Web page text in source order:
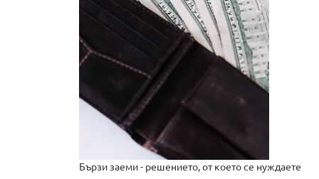
Бързи заеми - решението, от което се нуждаете